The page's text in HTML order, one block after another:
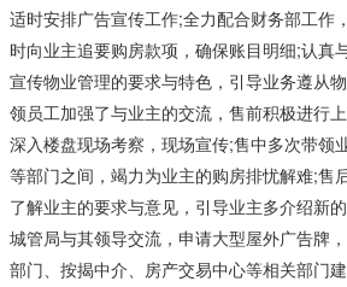
适时安排广告宣传工作;全力配合财务部工作
时向业主追要购房款项，确保账目明细;认真
宣传物业管理的要求与特色，引导业务遵从
领员工加强了与业主的交流，售前积极进行
深入楼盘现场考察，现场宣传;售中多次带领
等部门之间，竭力为业主的购房排忧解难;售
了解业主的要求与意见，引导业主多介绍新
城管局与其领导交流，申请大型屋外广告牌
部门、按揭中介、房产交易中心等相关部门